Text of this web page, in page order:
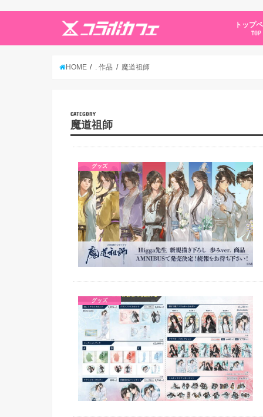
トップ
TOP
HOME . 作品 魔道祖師
CATEGORY
魔道祖師
グッズ
グッズ